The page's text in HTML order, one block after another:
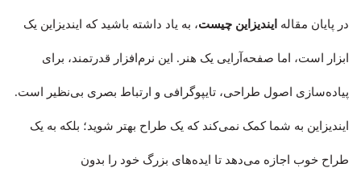
در پایان مقاله ایندیزاین چیست، به یاد داشته باشید که ایندیزاین یک
ابزار است، اما صفحه‌آرایی یک هنر. این نرم‌افزار قدرتمند، برای
پیاده‌سازی اصول طراحی، تایپوگرافی و ارتباط بصری بی‌نظیر است.
ایندیزاین به شما کمک نمی‌کند که یک طراح بهتر شوید؛ بلکه به یک
طراح خوب اجازه می‌دهد تا ایده‌های بزرگ خود را بدون